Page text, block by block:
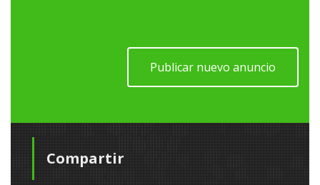
Publicar nuevo anuncio
Compartir